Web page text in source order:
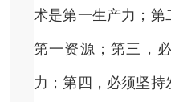
术是第一生产力；第
第一资源；第三，
力；第四，必须坚